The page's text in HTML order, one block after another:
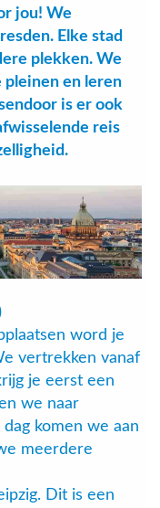
jou! We
Elke stad
plekken. We
pleinen en leren
is er ook
reis
word je
vertrekken vanaf
je eerst een
we naar
komen we aan
meerdere
Dit is een